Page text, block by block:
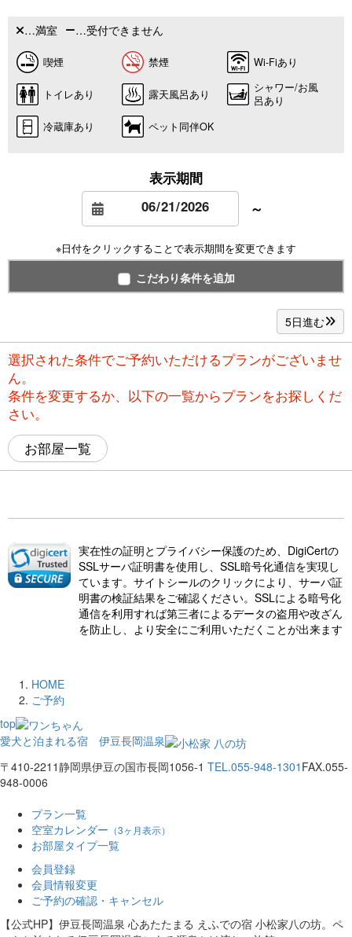
…満室 …受付できません
喫煙 禁煙 Wi-Fiあり
トイレあり 露天風呂あり
シャワー/お風
呂あり
冷蔵庫あり
ペット同伴OK
表示期間
～
※日付をクリックすることで表示期間を変更できます
こだわり条件を追加
5日進む
選択された条件でご予約いただけるプランがございませ
ん。
条件を変更するか、以下の一覧からプランをお探しくだ
さい。
お部屋一覧
実在性の証明とプライバシー保護のため、DigiCertの
SSLサーバ証明書を使用し、SSL暗号化通信を実現し
ています。サイトシールのクリックにより、サーバ証
明書の検証結果をご確認ください。SSLによる暗号化
通信を利用すれば第三者によるデータの盗用や改ざん
を防止し、より安全にご利用いただくことが出来ます
HOME
ご予約
top
愛犬と泊まれる宿 伊豆長岡温泉
〒410-2211静岡県伊豆の国市長岡1056-1 TEL.055-948-1301 FAX.055-
948-0006
プラン一覧
空室カレンダー （3ヶ月表示）
お部屋タイプ一覧
会員登録
会員情報変更
ご予約の確認・キャンセル
【公式HP】伊豆長岡温泉 心あたたまる えふでの宿 小松家八の坊。ペ